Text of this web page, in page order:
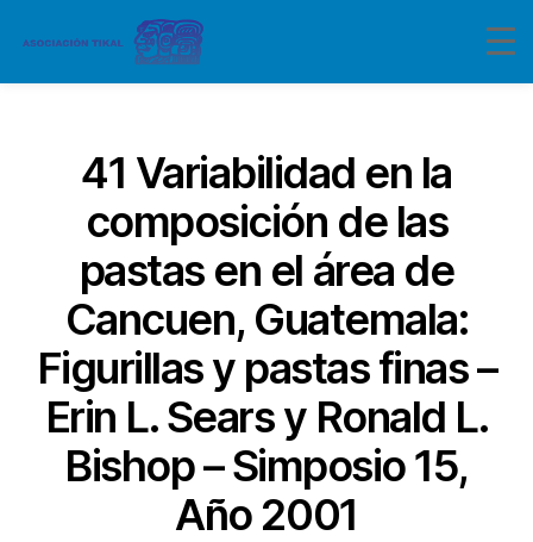
41 Variabilidad en la
composición de las
pastas en el área de
Cancuen, Guatemala:
Figurillas y pastas finas –
Erin L. Sears y Ronald L.
Bishop – Simposio 15,
Año 2001